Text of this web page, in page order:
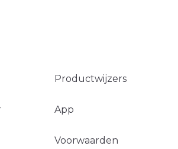
Productwijzers
App
Voorwaarden